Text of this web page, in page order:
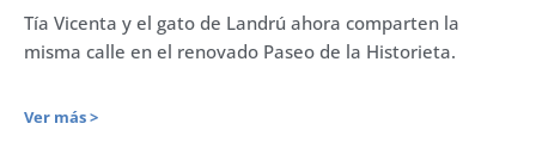
Tía Vicenta y el gato de Landrú ahora comparten la
misma calle en el renovado Paseo de la Historieta.
Ver más >